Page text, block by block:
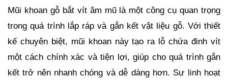
Mũi khoan gỗ bắt vít âm mũ là một công cụ quan trọng
trong quá trình lắp ráp và gắn kết vật liệu gỗ. Với thiết
kế chuyên biệt, mũi khoan này tạo ra lỗ chứa đinh vít
một cách chính xác và tiện lợi, giúp cho quá trình gắn
kết trở nên nhanh chóng và dễ dàng hơn. Sự linh hoạt